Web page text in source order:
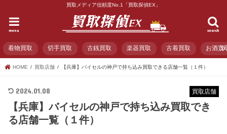
買取メディア信頼度No.1「買取探偵EX」
search
menu
着物買取 切手買取 古銭買取 楽器買取 古着買取 お酒買
HOME 買取店舗 【兵庫】バイセルの神戸で持ち込み買取できる店舗一覧（１件）
買取店舗
2024.01.08
【兵庫】バイセルの神戸で持ち込み買取でき
る店舗一覧（１件）